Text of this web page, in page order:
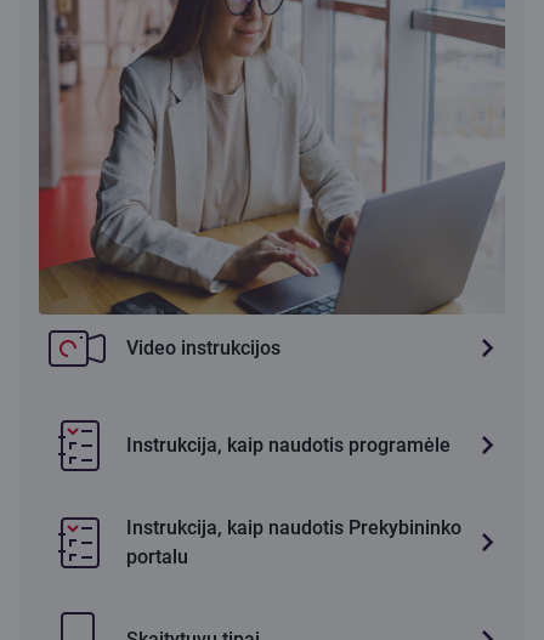
Video instrukcijos
Instrukcija, kaip naudotis programėle
Instrukcija, kaip naudotis Prekybininko
portalu